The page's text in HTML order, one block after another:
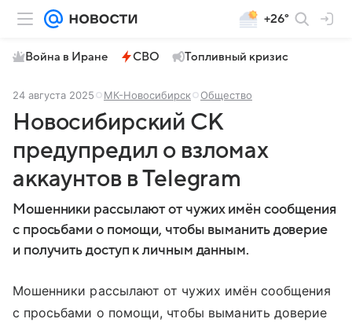
+26°
Война в Иране СВО Топливный кризис
24 августа 2025 МК-Новосибирск Общество
Новосибирский СК
предупредил о взломах
аккаунтов в Telegram
Мошенники рассылают от чужих имён сообщения
с просьбами о помощи, чтобы выманить доверие
и получить доступ к личным данным.
Мошенники рассылают от чужих имён сообщения
с просьбами о помощи, чтобы выманить доверие